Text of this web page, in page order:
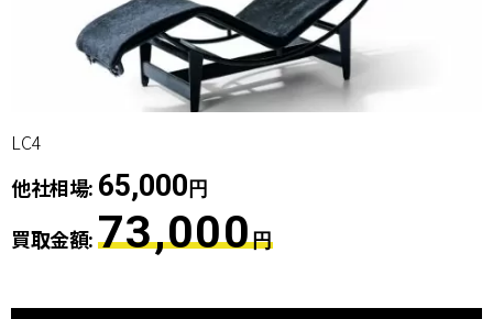
LC4
他社相場: 65,000円
買取金額:73,000円